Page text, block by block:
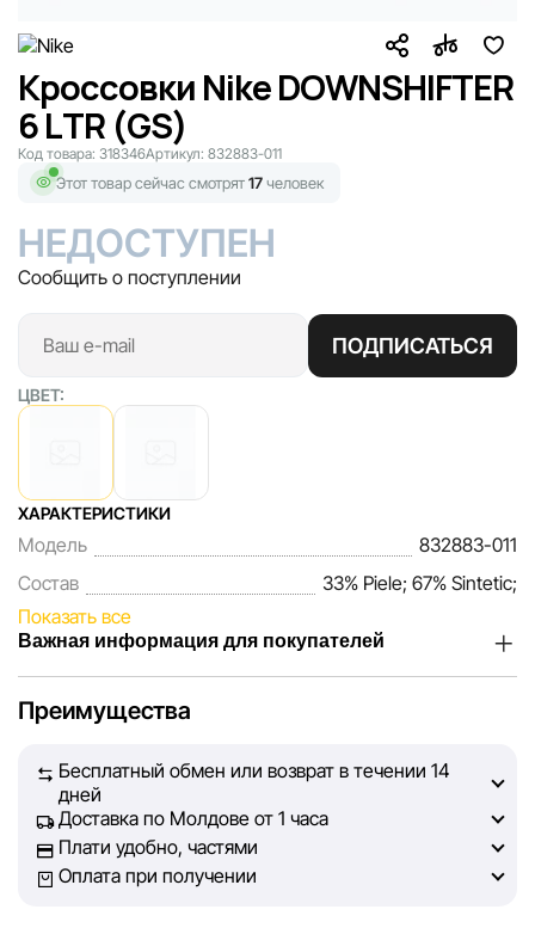
Кроссовки Nike DOWNSHIFTER
6 LTR (GS)
Код товара: 318346Артикул: 832883-011
Этот товар сейчас смотрят17человек
НЕДОСТУПЕН
Сообщить о поступлении
ПОДПИСАТЬСЯ
ЦВЕТ:
ХАРАКТЕРИСТИКИ
Модель
832883-011
Состав
33% Piele; 67% Sintetic;
Показать все
Важная информация для покупателей
наших покупателей. Каждый день мы работаем над тем,
на сайте, была максимально полной, объективной и
актуальной. Наша цель — обеспечить вас достоверной
информацией, чтобы вы смогли принять лучшее
решение о покупке.
Преимущества
Бесплатный обмен или возврат в течении 14
дней
Доставка по Молдове от 1 часа
Плати удобно, частями
Оплата при получении